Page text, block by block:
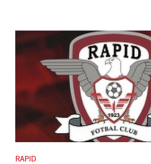
RAPID